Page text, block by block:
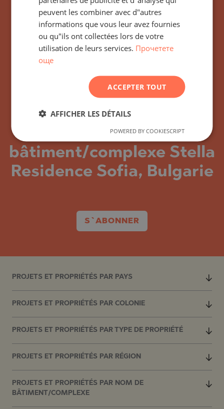
Abonnez-vous à toutes
les actualités, mises à
jour et nouvelles offres
concernant le
bâtiment/complexe Stella
Residence Sofia, Bulgarie
S`ABONNER
PROJETS ET PROPRIÉTÉS PAR PAYS
PROJETS ET PROPRIÉTÉS PAR COLONIE
PROJETS ET PROPRIÉTÉS PAR TYPE DE PROPRIÉTÉ
PROJETS ET PROPRIÉTÉS PAR RÉGION
PROJETS ET PROPRIÉTÉS PAR NOM DE
BÂTIMENT/COMPLEXE
ROMANIAN
peuvent les combiner avec d"autres
informations que vous leur avez fournies
ou qu"ils ont collectées lors de votre
utilisation de leurs services. Прочетете
още
ACCEPTER TOUT
AFFICHER LES DÉTAILS
POWERED BY COOKIESCRIPT